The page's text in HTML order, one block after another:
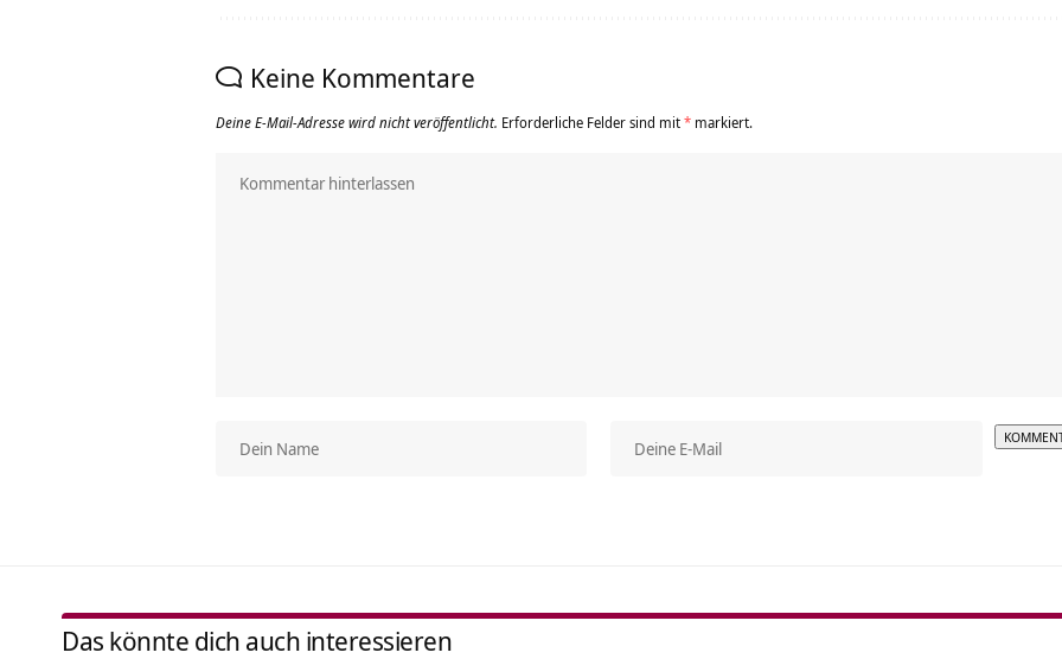
Keine Kommentare
Deine E-Mail-Adresse wird nicht veröffentlicht. Erforderliche Felder sind mit* markiert.
Das könnte dich auch interessieren